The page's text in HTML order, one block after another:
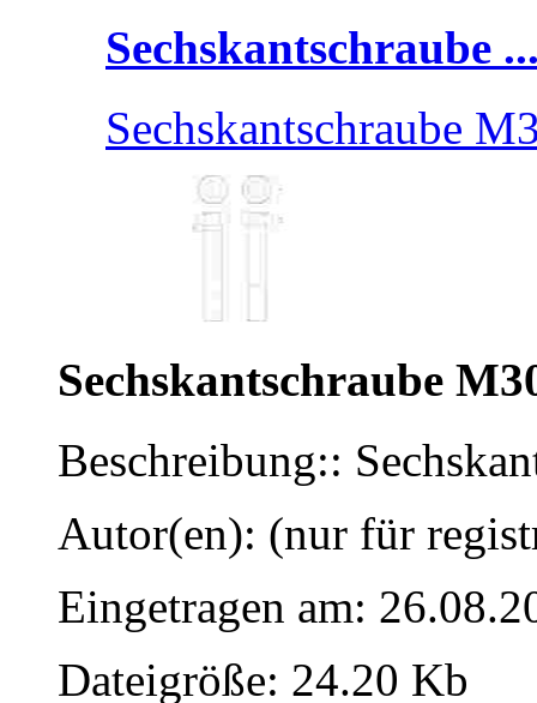
Sechskantschraube
Sechskantschraube
Sechskantschraube
Beschreibung::
Autor(en): (nur für
Eingetragen am:
Dateigröße: 24.20 Kb